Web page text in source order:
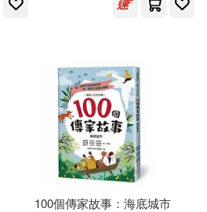
100個傳家故事：海底城市